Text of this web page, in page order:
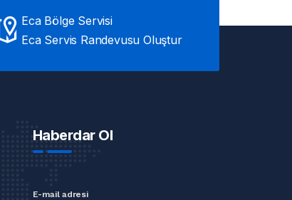
Eca Bölge Servisi
Eca Servis Randevusu Oluştur
Haberdar Ol
E-mail adresi